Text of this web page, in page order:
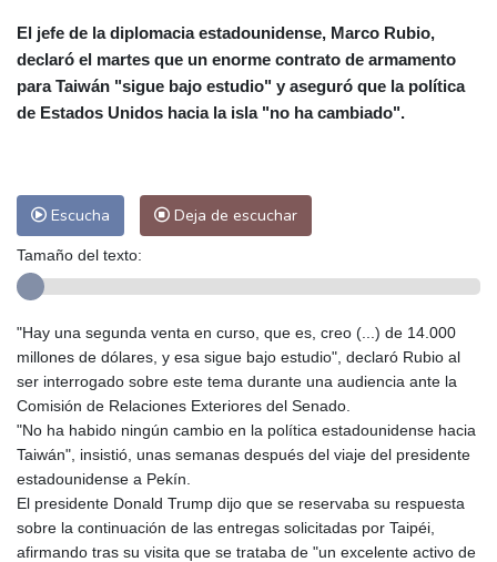
El jefe de la diplomacia estadounidense, Marco Rubio,
declaró el martes que un enorme contrato de armamento
para Taiwán "sigue bajo estudio" y aseguró que la política
de Estados Unidos hacia la isla "no ha cambiado".
Escucha Deja de escuchar
Tamaño del texto:
"Hay una segunda venta en curso, que es, creo (...) de 14.000
millones de dólares, y esa sigue bajo estudio", declaró Rubio al
ser interrogado sobre este tema durante una audiencia ante la
Comisión de Relaciones Exteriores del Senado.
"No ha habido ningún cambio en la política estadounidense hacia
Taiwán", insistió, unas semanas después del viaje del presidente
estadounidense a Pekín.
El presidente Donald Trump dijo que se reservaba su respuesta
sobre la continuación de las entregas solicitadas por Taipéi,
afirmando tras su visita que se trataba de "un excelente activo de